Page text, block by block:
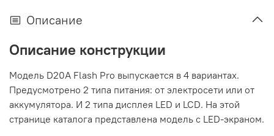
Описание
Описание конструкции
Модель D20A Flash Pro выпускается в 4 вариантах.
Предусмотрено 2 типа питания: от электросети или от
аккумулятора. И 2 типа дисплея LED и LCD. На этой
странице каталога представлена модель с LED-экраном.